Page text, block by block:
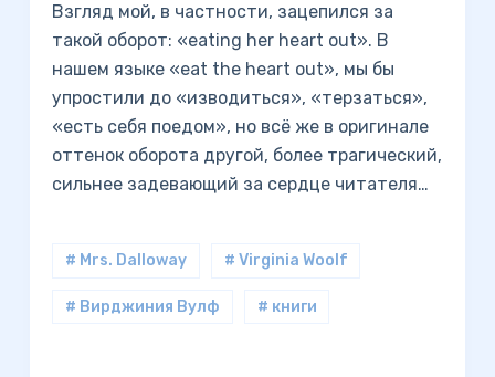
Взгляд мой, в частности, зацепился за
такой оборот: «eating her heart out». В
нашем языке «eat the heart out», мы бы
упростили до «изводиться», «терзаться»,
«есть себя поедом», но всё же в оригинале
оттенок оборота другой, более трагический,
сильнее задевающий за сердце читателя…
# Mrs. Dalloway # Virginia Woolf
# Вирджиния Вулф # книги